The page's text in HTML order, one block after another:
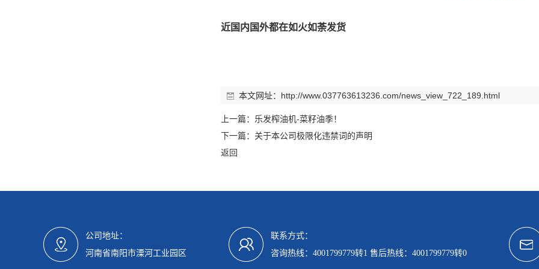
近国内国外都在如火如荼发货
本文网址： http://www.037763613236.com/news_view_722_189.html
上一篇： 乐发榨油机-菜籽油季！
下一篇： 关于本公司极限化违禁词的声明
返回
公司地址：
河南省南阳市溧河工业园区
联系方式：
咨询热线：4001799779转1 售后热线：4001799779转0